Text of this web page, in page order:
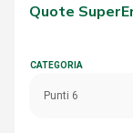
Quote
CATEGORIA
Punti 6